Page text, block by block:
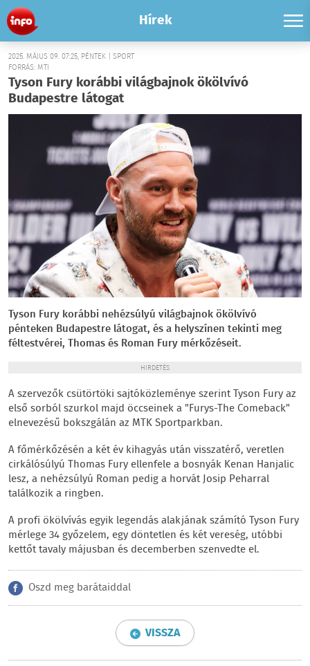
Hírek
2025. MÁJUS 09. 07:25, PÉNTEK | SPORT
FORRÁS: MTI
Tyson Fury korábbi világbajnok ökölvívó
Budapestre látogat
Tyson Fury korábbi nehézsúlyú világbajnok ökölvívó
pénteken Budapestre látogat, és a helyszínen tekinti meg
féltestvérei, Thomas és Roman Fury mérkőzéseit.
HIRDETÉS
A szervezők csütörtöki sajtóközleménye szerint Tyson Fury az
első sorból szurkol majd öccseinek a "Furys-The Comeback"
elnevezésű bokszgálán az MTK Sportparkban.
A főmérkőzésén a két év kihagyás után visszatérő, veretlen
cirkálósúlyú Thomas Fury ellenfele a bosnyák Kenan Hanjalic
lesz, a nehézsúlyú Roman pedig a horvát Josip Peharral
találkozik a ringben.
A profi ökölvívás egyik legendás alakjának számító Tyson Fury
mérlege 34 győzelem, egy döntetlen és két vereség, utóbbi
kettőt tavaly májusban és decemberben szenvedte el.
Oszd meg barátaiddal
VISSZA